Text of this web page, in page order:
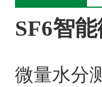
SF6智
微量水分